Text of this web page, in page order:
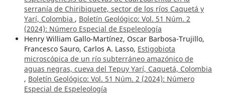
serranía de Chiribiquete, sector de los ríos Caquetá y
Yarí, Colombia , Boletín Geológico: Vol. 51 Núm. 2
(2024): Número Especial de Espeleología
Henry William Gallo-Martínez, Oscar Barbosa-Trujillo,
Francesco Sauro, Carlos A. Lasso, Estigobiota
microscópica de un río subterráneo amazónico de
aguas negras, cueva del Tepuy Yarí, Caquetá, Colombia
, Boletín Geológico: Vol. 51 Núm. 2 (2024): Número
Especial de Espeleología